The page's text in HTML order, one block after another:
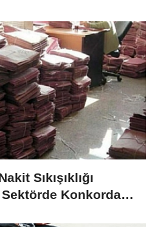
Sıkışıklığı
Sektörde Konkordato